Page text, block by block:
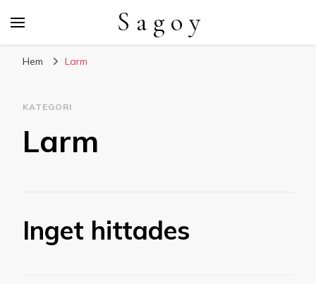
S a g o y
Hem Larm
KATEGORI
Larm
Inget hittades